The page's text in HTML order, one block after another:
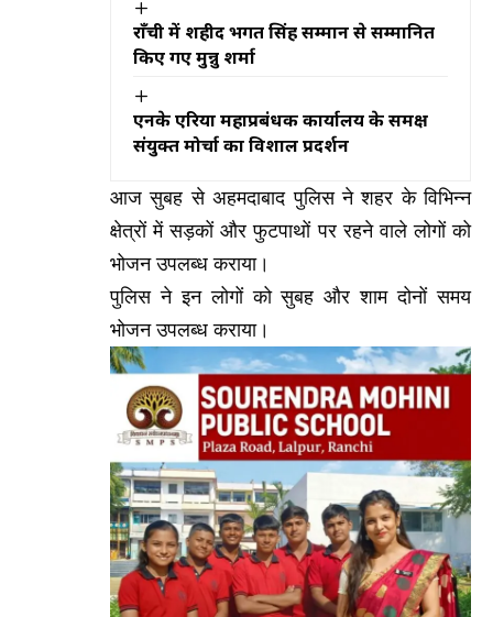
राँची में शहीद भगत सिंह सम्मान से सम्मानित
किए गए मुन्नु शर्मा
एनके एरिया महाप्रबंधक कार्यालय के समक्ष
संयुक्त मोर्चा का विशाल प्रदर्शन
आज सुबह से अहमदाबाद पुलिस ने शहर के विभिन्न
क्षेत्रों में सड़कों और फुटपाथों पर रहने वाले लोगों को
भोजन उपलब्ध कराया।
पुलिस ने इन लोगों को सुबह और शाम दोनों समय
भोजन उपलब्ध कराया।